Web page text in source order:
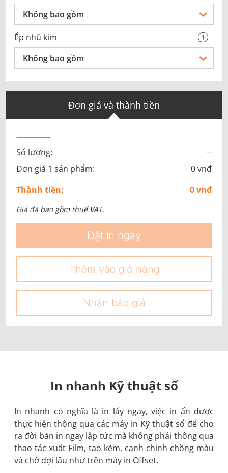
Không bao gồm
Ép nhũ kim
Không bao gồm
Đơn giá và thành tiền
Số lượng:
--
Đơn giá 1 sản phẩm:
0 vnđ
Thành tiền:
0 vnđ
Giá đã bao gồm thuế VAT.
Đặt in ngay
Thêm vào giỏ hàng
Nhận báo giá
In nhanh Kỹ thuật số
In nhanh có nghĩa là in lấy ngay, việc in ấn được
thực hiện thông qua các máy in Kỹ thuật số để cho
ra đời bản in ngay lập tức mà không phải thông qua
thao tác xuất Film, tạo kẽm, canh chỉnh chồng màu
và chờ đợi lâu như trên máy in Offset.